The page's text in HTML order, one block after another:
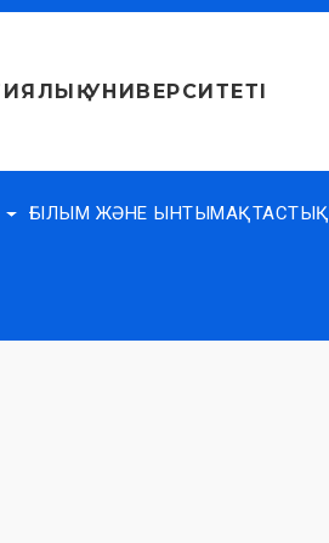
УНИВЕРСИТЕТІ
ҒЫЛЫМ ЖӘНЕ ЫНТЫМАҚТАСТЫҚ